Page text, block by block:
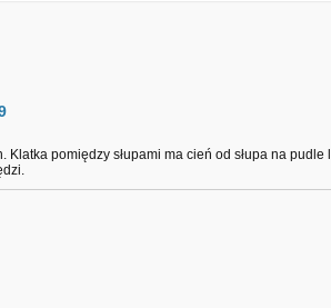
Klatka pomiędzy słupami ma cień od słupa na